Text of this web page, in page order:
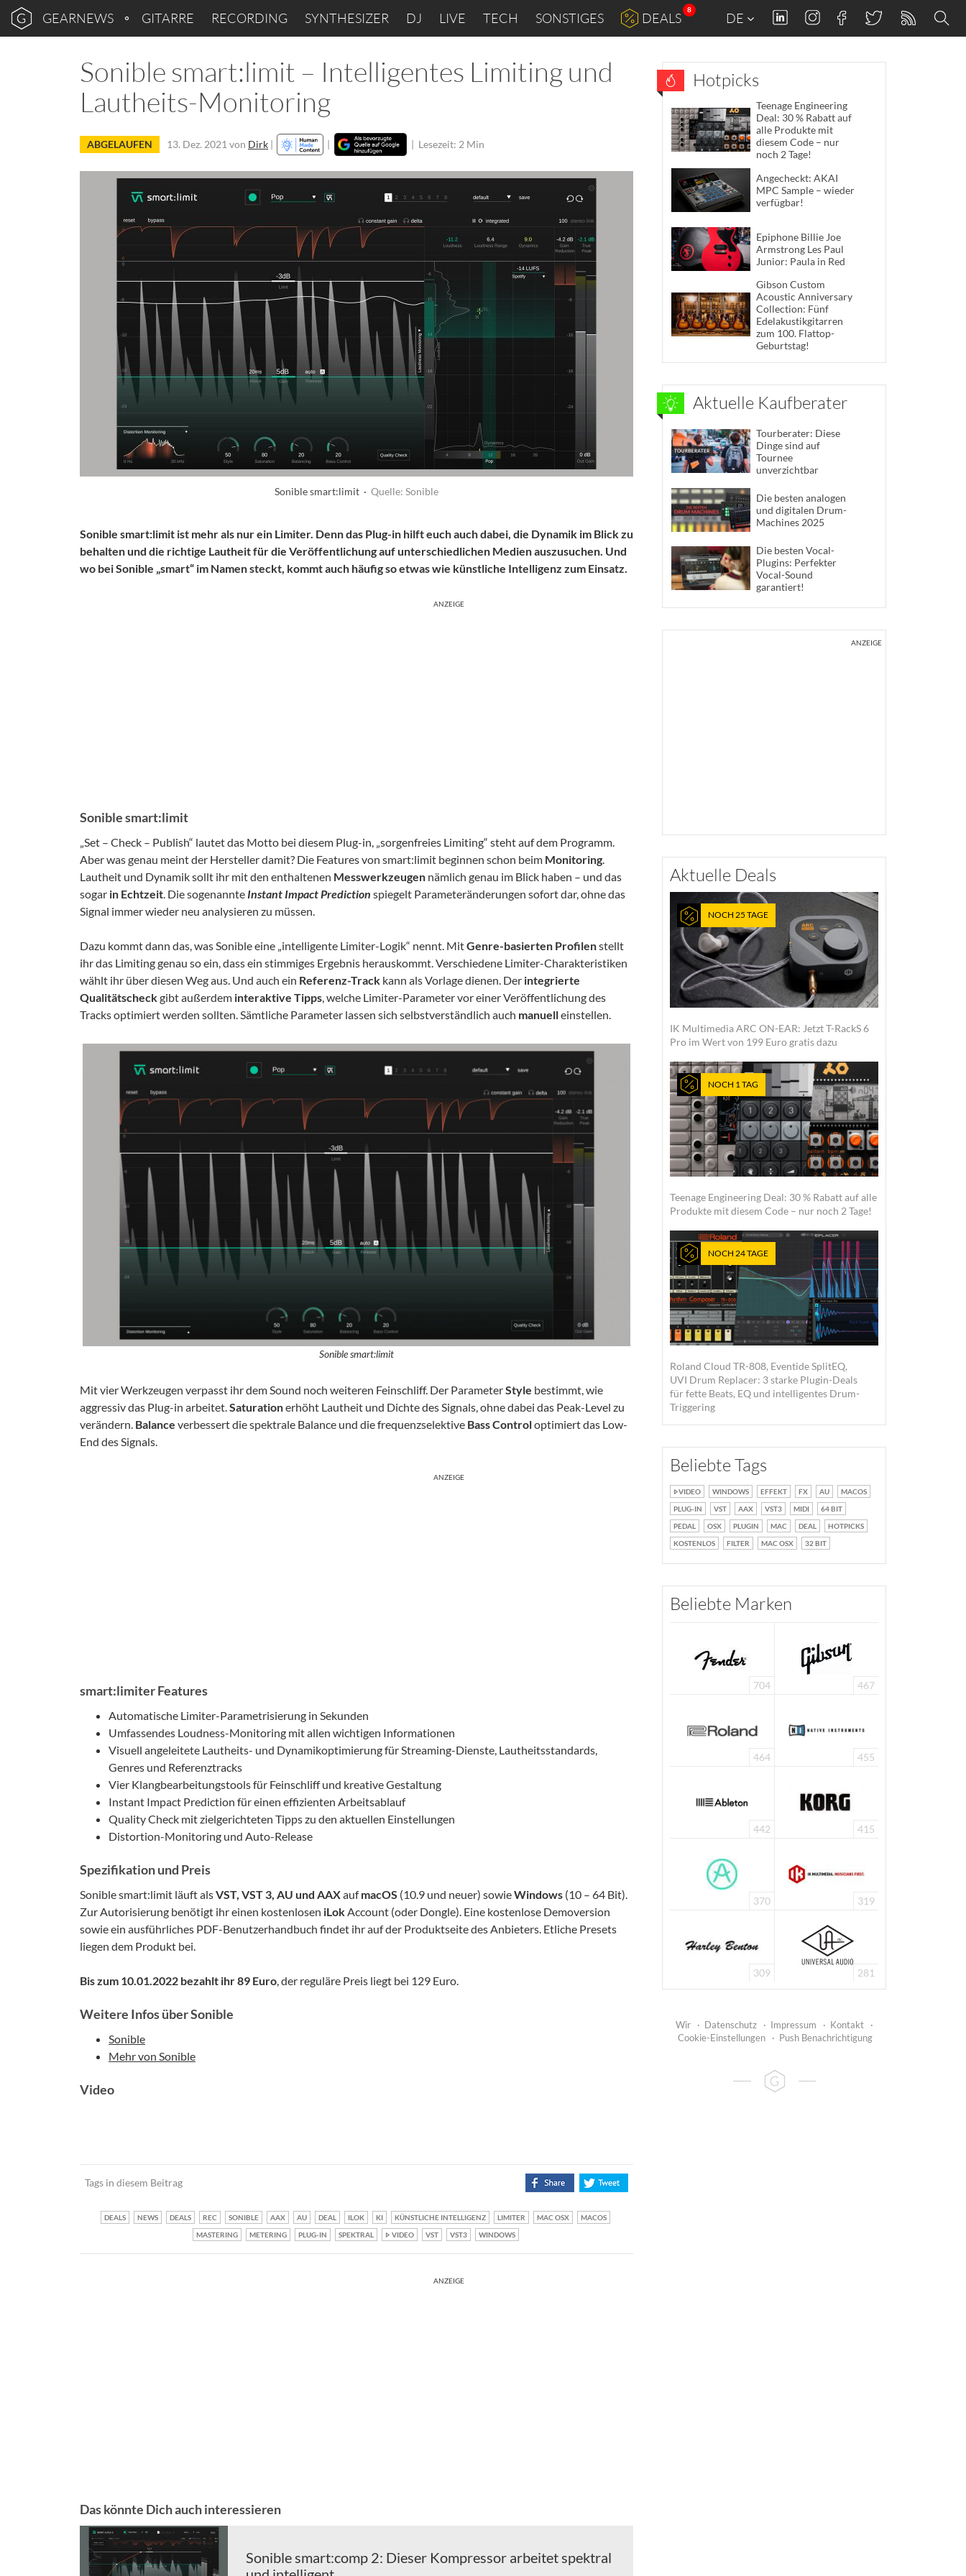
GEARNEWS GITARRE RECORDING SYNTHESIZER DJ LIVE TECH SONSTIGES DEALS
8
DE
Sonible smart:limit – Intelligentes Limiting und
Lautheits-Monitoring
ABGELAUFEN 13. Dez. 2021 von Dirk | | | Lesezeit: 2 Min
Sonible smart:limit · Quelle: Sonible
Sonible smart:limit ist mehr als nur ein Limiter. Denn das Plug-in hilft euch auch dabei, die Dynamik im Blick zu
behalten und die richtige Lautheit für die Veröffentlichung auf unterschiedlichen Medien auszusuchen. Und
wo bei Sonible „smart“ im Namen steckt, kommt auch häufig so etwas wie künstliche Intelligenz zum Einsatz.
ANZEIGE
Sonible smart:limit
„Set – Check – Publish“ lautet das Motto bei diesem Plug-in, „sorgenfreies Limiting“ steht auf dem Programm.
Aber was genau meint der Hersteller damit? Die Features von smart:limit beginnen schon beim Monitoring.
Lautheit und Dynamik sollt ihr mit den enthaltenen Messwerkzeugen nämlich genau im Blick haben – und das
sogar in Echtzeit. Die sogenannte Instant Impact Prediction spiegelt Parameteränderungen sofort dar, ohne das
Signal immer wieder neu analysieren zu müssen.
Dazu kommt dann das, was Sonible eine „intelligente Limiter-Logik“ nennt. MitGenre-basierten Profilenstellt
ihr das Limiting genau so ein, dass ein stimmiges Ergebnis herauskommt. Verschiedene Limiter-Charakteristiken
wählt ihr über diesen Weg aus. Und auch ein Referenz-Track kann als Vorlage dienen. Der integrierte
Qualitätscheckgibt außerdem interaktive Tipps, welche Limiter-Parameter vor einer Veröffentlichung des
Tracks optimiert werden sollten. Sämtliche Parameter lassen sich selbstverständlich auch manuelleinstellen.
Sonible smart:limit
Mit vier Werkzeugen verpasst ihr dem Sound noch weiteren Feinschliff. Der ParameterStyle bestimmt, wie
aggressiv das Plug-in arbeitet. Saturationerhöht Lautheit und Dichte des Signals, ohne dabei das Peak-Level zu
verändern. Balance verbessert die spektrale Balance und die frequenzselektive Bass Controloptimiert das Low-
End des Signals.
ANZEIGE
smart:limiter Features
Automatische Limiter-Parametrisierung in Sekunden
Umfassendes Loudness-Monitoring mit allen wichtigen Informationen
Visuell angeleitete Lautheits- und Dynamikoptimierung für Streaming-Dienste, Lautheitsstandards,
Genres und Referenztracks
Vier Klangbearbeitungstools für Feinschliff und kreative Gestaltung
Instant Impact Prediction für einen effizienten Arbeitsablauf
Quality Check mit zielgerichteten Tipps zu den aktuellen Einstellungen
Distortion-Monitoring und Auto-Release
Spezifikation und Preis
Sonible smart:limit läuft alsVST, VST 3, AU und AAXaufmacOS (10.9 und neuer) sowieWindows (10 – 64 Bit).
Zur Autorisierung benötigt ihr einen kostenlosen iLok Account (oder Dongle). Eine kostenlose Demoversion
sowie ein ausführliches PDF-Benutzerhandbuch findet ihr auf der Produktseite des Anbieters. Etliche Presets
liegen dem Produkt bei.
Bis zum 10.01.2022 bezahlt ihr 89 Euro , der reguläre Preis liegt bei 129 Euro.
Weitere Infos über Sonible
Sonible
Mehr von Sonible
Video
Tags in diesem Beitrag
DEALS NEWS DEALS REC SONIBLE AAX AU DEAL ILOK KI KÜNSTLICHE INTELLIGENZ LIMITER MAC OSX
MACOS
MASTERING
METERING PLUG-IN SPEKTRAL VIDEO VST VST3 WINDOWS
ANZEIGE
Das könnte Dich auch interessieren
Sonible smart:comp 2: Dieser Kompressor arbeitet spektral
Hotpicks
Teenage Engineering
Deal: 30 % Rabatt auf
alle Produkte mit
diesem Code – nur
noch 2 Tage!
Angecheckt: AKAI
MPC Sample – wieder
verfügbar!
Epiphone Billie Joe
Armstrong Les Paul
Junior: Paula in Red
Gibson Custom
Acoustic Anniversary
Collection: Fünf
Edelakustikgitarren
zum 100. Flattop-
Geburtstag!
Aktuelle Kaufberater
Tourberater: Diese
Dinge sind auf
Tournee
unverzichtbar
Die besten analogen
und digitalen Drum-
Machines 2025
Die besten Vocal-
Plugins: Perfekter
Vocal-Sound
garantiert!
ANZEIGE
Aktuelle Deals
NOCH 25 TAGE
IK Multimedia ARC ON-EAR: Jetzt T-RackS 6
Pro im Wert von 199 Euro gratis dazu
NOCH 1 TAG
Teenage Engineering Deal: 30 % Rabatt auf alle
Produkte mit diesem Code – nur noch 2 Tage!
NOCH 24 TAGE
Roland Cloud TR-808, Eventide SplitEQ,
UVI Drum Replacer: 3 starke Plugin-Deals
für fette Beats, EQ und intelligentes Drum-
Triggering
Beliebte Tags
VIDEO WINDOWS EFFEKT FX AU
MACOS
PLUG-IN
VST AAX VST3 MIDI
64 BIT
PEDAL
OSX PLUGIN MAC DEAL
HOTPICKS
KOSTENLOS
FILTER MAC OSX 32 BIT
Beliebte Marken
704 467
464 455
442 415
370 319
309 281
Wir · Datenschutz · Impressum · Kontakt
·
Cookie-Einstellungen
· Push Benachrichtigung